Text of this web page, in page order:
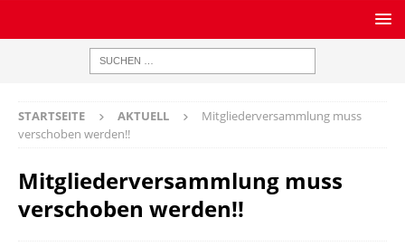
STARTSEITE AKTUELL
Mitgliederversammlung muss
verschoben werden!!
Mitgliederversammlung muss
verschoben werden!!